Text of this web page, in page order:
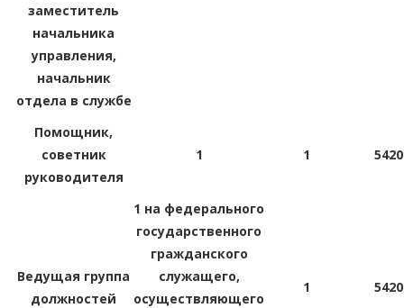
заместитель
начальника
управления,
начальник
отдела в службе
Помощник,
советник
руководителя
1 1
Ведущая группа
должностей
1 на федерального
государственного
гражданского
служащего,
осуществляющего
1